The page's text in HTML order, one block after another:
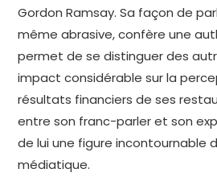
Gordon Ramsay. Sa façon de
même abrasive, confère une
permet de se distinguer des
impact considérable sur la
résultats financiers de ses
entre son franc-parler et son
de lui une figure incontournable
médiatique.